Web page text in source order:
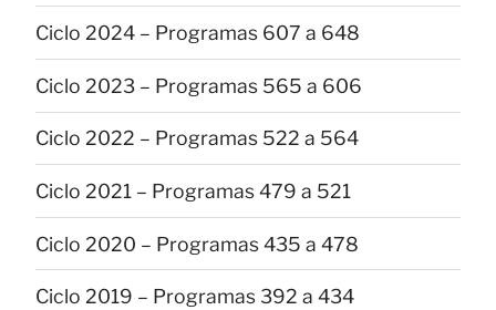
Ciclo 2024 – Programas 607 a 648
Ciclo 2023 – Programas 565 a 606
Ciclo 2022 – Programas 522 a 564
Ciclo 2021 – Programas 479 a 521
Ciclo 2020 – Programas 435 a 478
Ciclo 2019 – Programas 392 a 434